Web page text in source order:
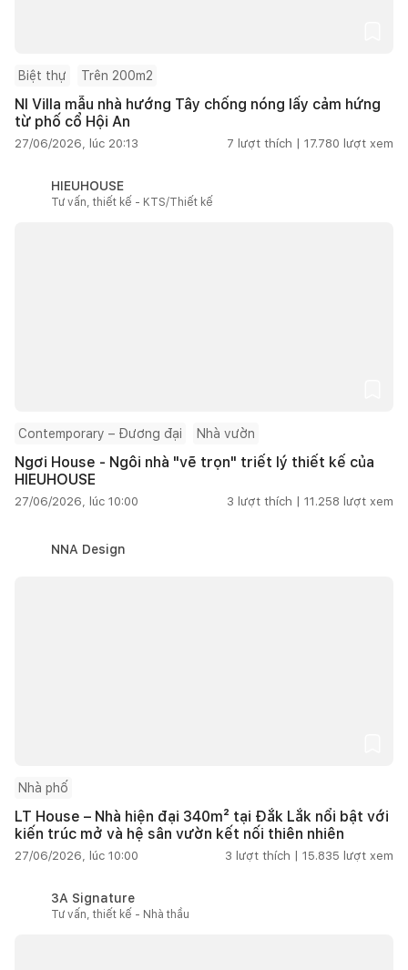
Biệt thự Trên 200m2
NI Villa mẫu nhà hướng Tây chống nóng lấy cảm hứng
từ phố cổ Hội An
27/06/2026, lúc 20:13 7 lượt thích | 17.780 lượt xem
HIEUHOUSE
Tư vấn, thiết kế - KTS/Thiết kế
Contemporary – Đương đại Nhà vườn
Ngơi House - Ngôi nhà "vẽ trọn" triết lý thiết kế của
HIEUHOUSE
27/06/2026, lúc 10:00 3 lượt thích | 11.258 lượt xem
NNA Design
Nhà phố
LT House – Nhà hiện đại 340m² tại Đắk Lắk nổi bật với
kiến trúc mở và hệ sân vườn kết nối thiên nhiên
27/06/2026, lúc 10:00 3 lượt thích | 15.835 lượt xem
3A Signature
Tư vấn, thiết kế - Nhà thầu